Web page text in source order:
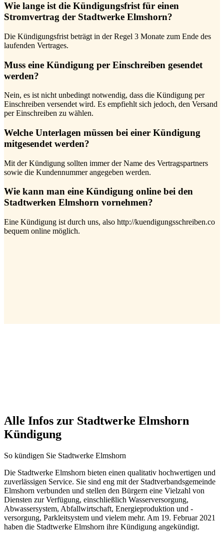
Wie lange ist die Kündigungsfrist für einen
Stromvertrag der Stadtwerke Elmshorn?
Die Kündigungsfrist beträgt in der Regel 3 Monate zum Ende des
laufenden Vertrages.
Muss eine Kündigung per Einschreiben gesendet
werden?
Nein, es ist nicht unbedingt notwendig, dass die Kündigung per
Einschreiben versendet wird. Es empfiehlt sich jedoch, den Versand
per Einschreiben zu wählen.
Welche Unterlagen müssen bei einer Kündigung
mitgesendet werden?
Mit der Kündigung sollten immer der Name des Vertragspartners
sowie die Kundennummer angegeben werden.
Wie kann man eine Kündigung online bei den
Stadtwerken Elmshorn vornehmen?
Eine Kündigung ist durch uns, also http://kuendigungsschreiben.co
bequem online möglich.
Alle Infos zur Stadtwerke Elmshorn
Kündigung
So kündigen Sie Stadtwerke Elmshorn
Die Stadtwerke Elmshorn bieten einen qualitativ hochwertigen und
zuverlässigen Service. Sie sind eng mit der Stadtverbandsgemeinde
Elmshorn verbunden und stellen den Bürgern eine Vielzahl von
Diensten zur Verfügung, einschließlich Wasserversorgung,
Abwassersystem, Abfallwirtschaft, Energieproduktion und -
versorgung, Parkleitsystem und vielem mehr. Am 19. Februar 2021
haben die Stadtwerke Elmshorn ihre Kündigung angekündigt.